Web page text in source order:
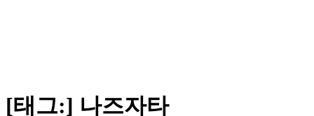
[태그:] 나즈자타